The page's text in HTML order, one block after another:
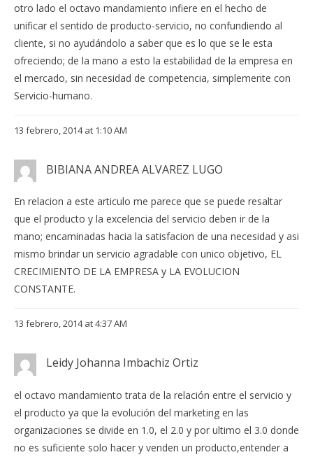
otro lado el octavo mandamiento infiere en el hecho de
unificar el sentido de producto-servicio, no confundiendo al
cliente, si no ayudándolo a saber que es lo que se le esta
ofreciendo; de la mano a esto la estabilidad de la empresa en
el mercado, sin necesidad de competencia, simplemente con
Servicio-humano.
13 febrero, 2014 at 1:10 AM
BIBIANA ANDREA ALVAREZ LUGO
En relacion a este articulo me parece que se puede resaltar
que el producto y la excelencia del servicio deben ir de la
mano; encaminadas hacia la satisfacion de una necesidad y asi
mismo brindar un servicio agradable con unico objetivo, EL
CRECIMIENTO DE LA EMPRESA y LA EVOLUCION
CONSTANTE.
13 febrero, 2014 at 4:37 AM
Leidy Johanna Imbachiz Ortiz
el octavo mandamiento trata de la relación entre el servicio y
el producto ya que la evolución del marketing en las
organizaciones se divide en 1.0, el 2.0 y por ultimo el 3.0 donde
no es suficiente solo hacer y venden un producto,entender a